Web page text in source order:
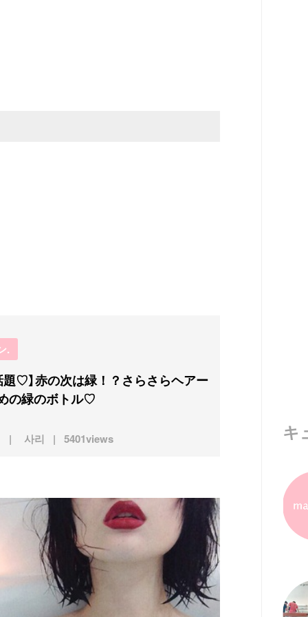
.
사리 5401views
題♡】赤の次は緑！？さらさらヘアー
の緑のボトル♡
キ